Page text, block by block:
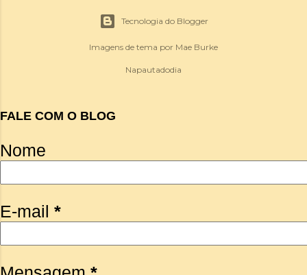
Tecnologia do Blogger
Imagens de tema por Mae Burke
Napautadodia
FALE COM O BLOG
Nome
E-mail *